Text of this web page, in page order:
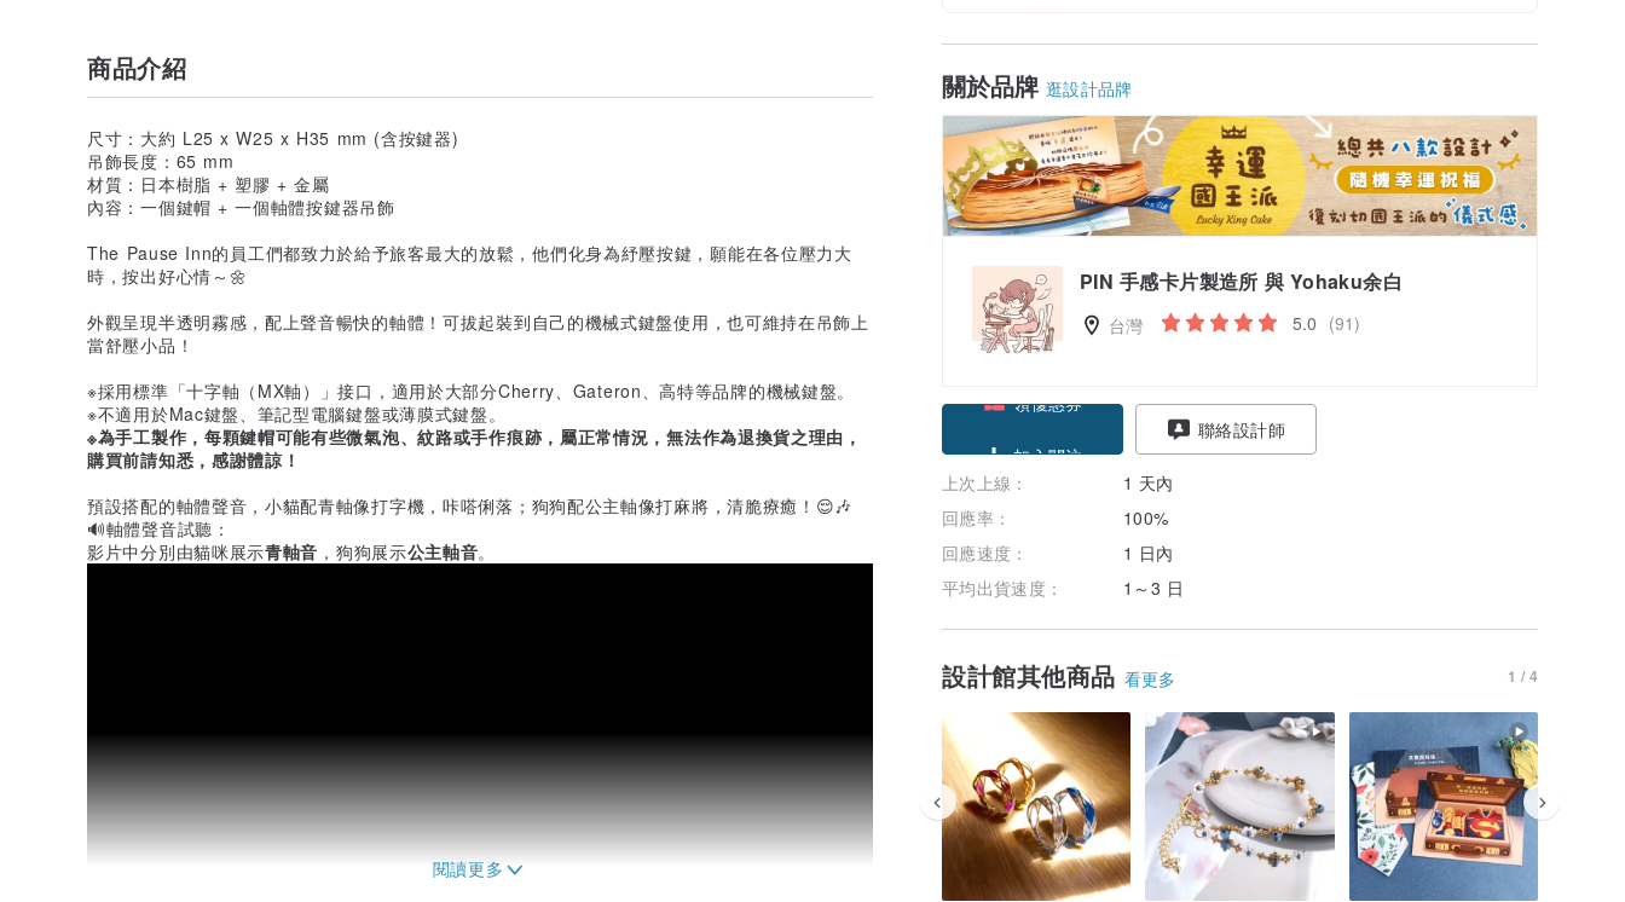
關於品牌 逛設計品牌
PIN 手感卡片製造所 與 Yohaku余白
台灣 5.0 (91)
加入關注
聯絡設計師
上次上線：
1 天內
回應率：
100%
回應速度：
1 日內
平均出貨速度：
1～3 日
設計館其他商品 看更多 1 / 4
商品介紹
尺寸：大約 L25 x W25 x H35 mm (含按鍵器)
吊飾長度：65 mm
材質：日本樹脂 + 塑膠 + 金屬
內容：一個鍵帽 + 一個軸體按鍵器吊飾
The Pause Inn的員工們都致力於給予旅客最大的放鬆，他們化身為紓壓按鍵，願能在各位壓力大
時，按出好心情～🌼
外觀呈現半透明霧感，配上聲音暢快的軸體！可拔起裝到自己的機械式鍵盤使用，也可維持在吊飾上
當舒壓小品！
※採用標準「十字軸（MX軸）」接口，適用於大部分Cherry、Gateron、高特等品牌的機械鍵盤。
※不適用於Mac鍵盤、筆記型電腦鍵盤或薄膜式鍵盤。
※為手工製作，每顆鍵帽可能有些微氣泡、紋路或手作痕跡，屬正常情況，無法作為退換貨之理由，
購買前請知悉，感謝體諒！
預設搭配的軸體聲音，小貓配青軸像打字機，咔嗒俐落；狗狗配公主軸像打麻將，清脆療癒！😌🎶
🔊軸體聲音試聽：
影片中分別由貓咪展示青軸音 ，狗狗展示公主軸音。